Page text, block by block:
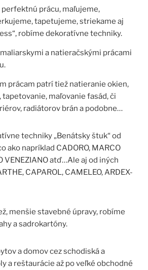
perfektnú prácu, maľujeme,
tapetujeme, striekame aj
robíme dekoratívne techniky.
a natieračskými prácami
prácam patrí tiež natieranie okien,
tapetovanie, maľovanie fasád, či
radiátorov brán a podobne…
techniky „Benátsky štuk“ od
ako napríklad CADORO, MARCO
VENEZIANO atď…Ale aj od iných
CAPAROL, CAMELEO, ARDEX-
menšie stavebné úpravy, robíme
a sadrokartóny.
a domov cez schodiská a
a reštaurácie až po veľké obchodné